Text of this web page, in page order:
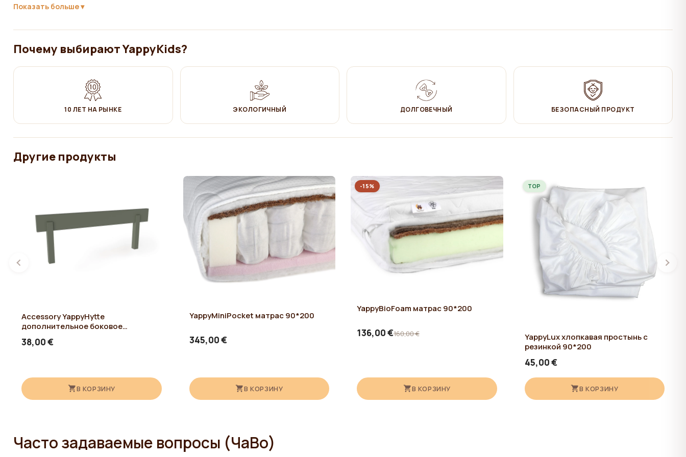
материал, придает блеск, отталкивает влагу и защищает мебель от загрязнений. Так же воск для дерева устраняет возникновение
посторонних звуков, которые возникают при трении деревянных деталей друг о друга во время использования мебели.
Мебель произведена из FSC сертифицированной древесины. FSC сертификат подтверждает, что продукция поступает из лесов, в
которых лесопользование ведется в соответствии с принципами и критериями FSC. А организация, имеющая такой сертификат,
ведет экологически, экономически и социально ответственную деятельность.
✔ Протирать влажной хлопчатобумажной тканью. Затем вытереть насухо.
За дополнительную плату, только для кроватей – домиков размером200 х 90смвозможно приобрести:
YappySpot – ящик на колесах, для хранения постельного белья, игрушек и тп.
– ящик на колесах, может использоваться для хранения, либо быть дополнительным спальным местом. Дно и
эргономические рейки для матраса входят в комплект.
Показать больше
Почему выбирают YappyKids?
10 ЛЕТ НА РЫНКЕ ЭКОЛОГИЧНЫЙ ДОЛГОВЕЧНЫЙ БЕЗОПАСНЫЙ ПРОДУКТ
Другие продукты
Accessory YappyHytte
дополнительное боковое
38,00 €
В КОРЗИНУ
YappyMiniPocket матрас 90*200
345,00 €
В КОРЗИНУ
YappyBioFoam матрас 90*200
136,00 €160,00 €
В КОРЗИНУ
-15%
YappyLux хлопкавая простынь с
резинкой 90*200
45,00 €
В КОРЗИНУ
TOP
Часто задаваемые вопросы (ЧаВо)